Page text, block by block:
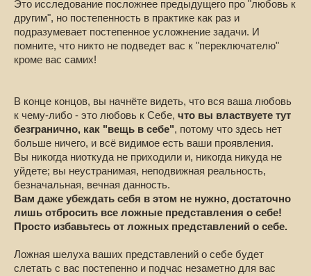
Это исследование посложнее предыдущего про "любовь к
другим", но постепенность в практике как раз и
подразумевает постепенное усложнение задачи. И
помните, что никто не подведет вас к "переключателю"
кроме вас самих!
В конце концов, вы начнёте видеть, что вся ваша любовь
к чему-либо - это любовь к Себе, что вы властвуете тут
безгранично, как "вещь в себе", потому что здесь нет
больше ничего, и всё видимое есть ваши проявления.
Вы никогда ниоткуда не приходили и, никогда никуда не
уйдете; вы неустранимая, неподвижная реальность,
безначальная, вечная данность.
Вам даже убеждать себя в этом не нужно, достаточно
лишь отбросить все ложные представления о себе!
Просто избавьтесь от ложных представлений о себе.
Ложная шелуха ваших представлений о себе будет
слетать с вас постепенно и подчас незаметно для вас